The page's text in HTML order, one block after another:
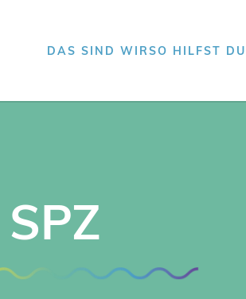
DAS SIND WIRSO HILFST DU